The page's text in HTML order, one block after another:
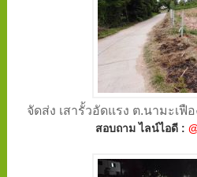
จัดส่ง เสารั้วอัดแรง ต.นามะเฟื
สอบถาม ไลน์ไอดี :